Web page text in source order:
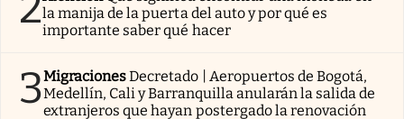
la manija de la puerta del auto y por qué es
importante saber qué hacer
3MigracionesDecretado | Aeropuertos de Bogotá,
Medellín, Cali y Barranquilla anularán la salida de
extranjeros que hayan postergado la renovación